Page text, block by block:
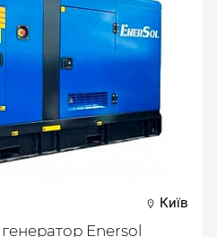
Київ
Enersol